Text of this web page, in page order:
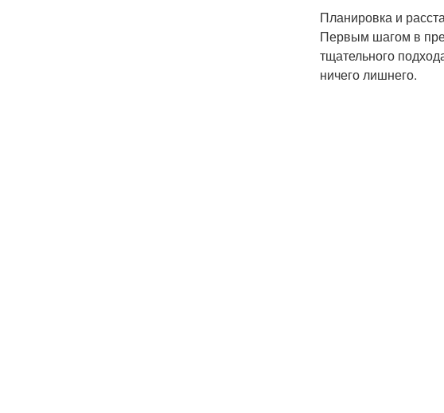
Планировка и
Первым шагом в
тщательного
ничего лишнего.